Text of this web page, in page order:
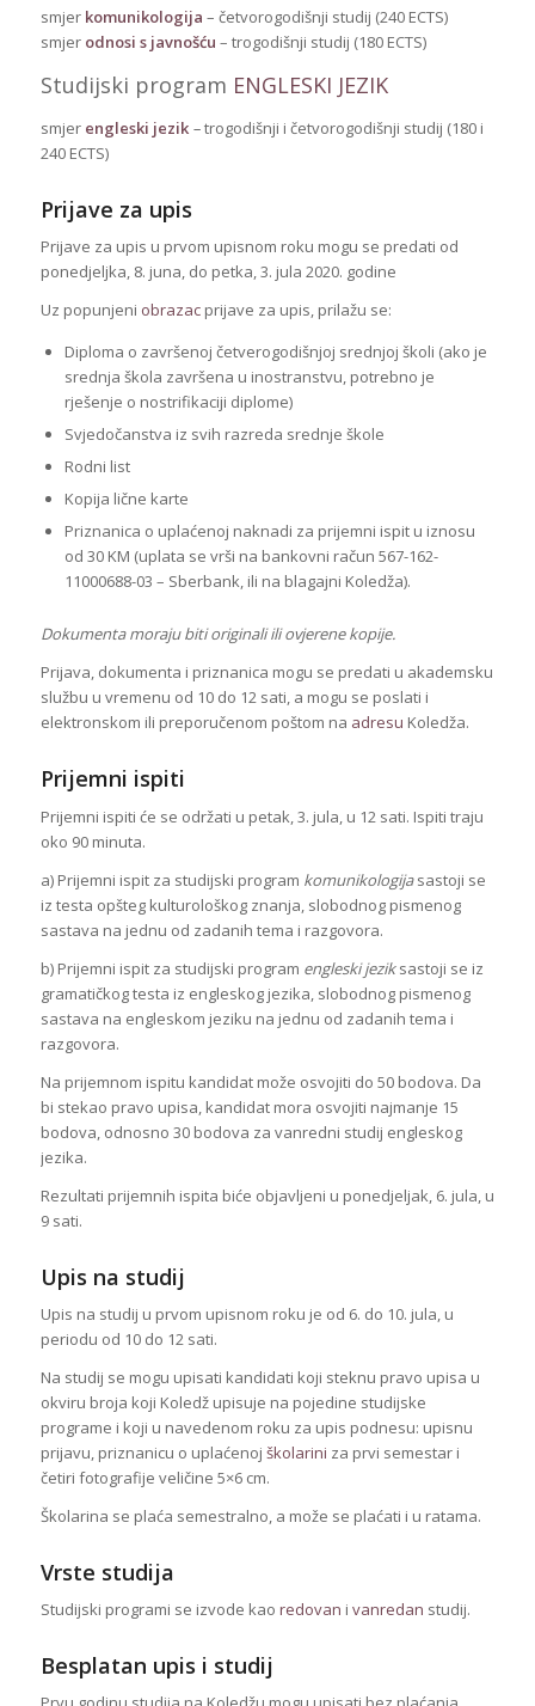
smjer komunikologija – četvorogodišnji studij (240 ECTS)
smjer odnosi s javnošću – trogodišnji studij (180 ECTS)
Studijski program ENGLESKI JEZIK
smjer engleski jezik –trogodišnji i četvorogodišnji studij (180 i
240 ECTS)
Prijave za upis
Prijave za upis u prvom upisnom roku mogu se predati od
ponedjeljka, 8. juna, do petka, 3. jula 2020. godine
Uz popunjeni obrazacprijave za upis, prilažu se:
Diploma o završenoj četverogodišnjoj srednjoj školi (ako je
srednja škola završena u inostranstvu, potrebno je
rješenje o nostrifikaciji diplome)
Svjedočanstva iz svih razreda srednje škole
Rodni list
Kopija lične karte
Priznanica o uplaćenoj naknadi za prijemni ispit u iznosu
od 30 KM (uplata se vrši na bankovni račun 567-162-
11000688-03 – Sberbank, ili na blagajni Koledža).
Dokumenta moraju biti originali ili ovjerene kopije.
Prijava, dokumenta i priznanica mogu se predati u akademsku
službu u vremenu od 10 do 12 sati, a mogu se poslati i
elektronskom ili preporučenom poštom na adresu Koledža.
Prijemni ispiti
Prijemni ispiti će se održati u petak, 3. jula, u 12 sati. Ispiti traju
oko 90 minuta.
a) Prijemni ispit za studijski program komunikologijasastoji se
iz testa opšteg kulturološkog znanja, slobodnog pismenog
sastava na jednu od zadanih tema i razgovora.
b) Prijemni ispit za studijski program engleski jeziksastoji se iz
gramatičkog testa iz engleskog jezika, slobodnog pismenog
sastava na engleskom jeziku na jednu od zadanih tema i
razgovora.
Na prijemnom ispitu kandidat može osvojiti do 50 bodova. Da
bi stekao pravo upisa, kandidat mora osvojiti najmanje 15
bodova, odnosno 30 bodova za vanredni studij engleskog
jezika.
Rezultati prijemnih ispita biće objavljeni u ponedjeljak, 6. jula, u
9 sati.
Upis na studij
Upis na studij u prvom upisnom roku je od 6. do 10. jula, u
periodu od 10 do 12 sati.
Na studij se mogu upisati kandidati koji steknu pravo upisa u
okviru broja koji Koledž upisuje na pojedine studijske
programe i koji u navedenom roku za upis podnesu: upisnu
prijavu, priznanicu o uplaćenoj školarini za prvi semestar i
četiri fotografije veličine 5×6 cm.
Školarina se plaća semestralno, a može se plaćati i u ratama.
Vrste studija
Studijski programi se izvode kao redovan i vanredan studij.
Besplatan upis i studij